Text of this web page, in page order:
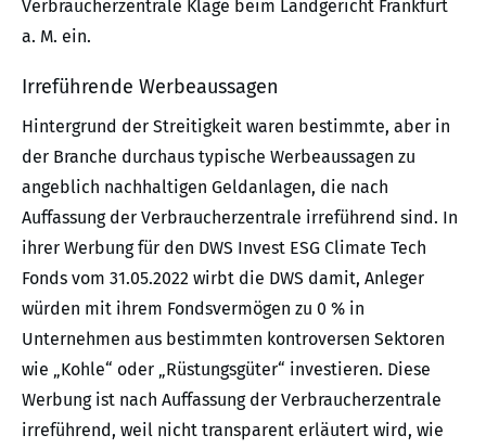
Verbraucherzentrale Klage beim Landgericht Frankfurt
a. M. ein.
Irreführende Werbeaussagen
Hintergrund der Streitigkeit waren bestimmte, aber in
der Branche durchaus typische Werbeaussagen zu
angeblich nachhaltigen Geldanlagen, die nach
Auffassung der Verbraucherzentrale irreführend sind. In
ihrer Werbung für den DWS Invest ESG Climate Tech
Fonds vom 31.05.2022 wirbt die DWS damit, Anleger
würden mit ihrem Fondsvermögen zu 0 % in
Unternehmen aus bestimmten kontroversen Sektoren
wie „Kohle“ oder „Rüstungsgüter“ investieren. Diese
Werbung ist nach Auffassung der Verbraucherzentrale
irreführend, weil nicht transparent erläutert wird, wie